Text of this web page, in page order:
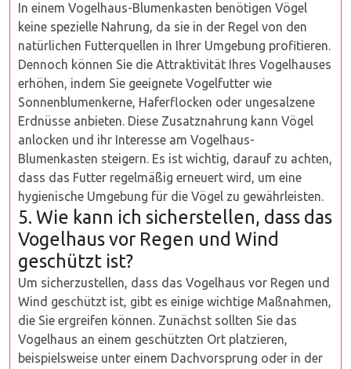
In einem Vogelhaus-Blumenkasten benötigen Vögel
keine spezielle Nahrung, da sie in der Regel von den
natürlichen Futterquellen in Ihrer Umgebung profitieren.
Dennoch können Sie die Attraktivität Ihres Vogelhauses
erhöhen, indem Sie geeignete Vogelfutter wie
Sonnenblumenkerne, Haferflocken oder ungesalzene
Erdnüsse anbieten. Diese Zusatznahrung kann Vögel
anlocken und ihr Interesse am Vogelhaus-
Blumenkasten steigern. Es ist wichtig, darauf zu achten,
dass das Futter regelmäßig erneuert wird, um eine
hygienische Umgebung für die Vögel zu gewährleisten.
5. Wie kann ich sicherstellen, dass das
Vogelhaus vor Regen und Wind
geschützt ist?
Um sicherzustellen, dass das Vogelhaus vor Regen und
Wind geschützt ist, gibt es einige wichtige Maßnahmen,
die Sie ergreifen können. Zunächst sollten Sie das
Vogelhaus an einem geschützten Ort platzieren,
beispielsweise unter einem Dachvorsprung oder in der